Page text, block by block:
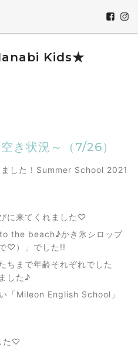
Kids★
状況～（7/26）
した！Summer School 2021
に来てくれました♡
the beach♪かき氷シロップ
♡）」でした!!
ちまで年齢それぞれでした
した♪
「Mileon English School」
た♡